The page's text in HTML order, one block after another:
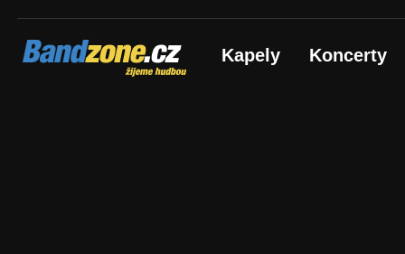
Bandzone.cz
žijeme hudbou Kapely Koncerty